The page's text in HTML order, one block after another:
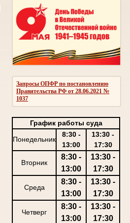
Запросы ОПФР по постановлению
Правительства РФ от 28.06.2021 №
1037
График работы суда
Понедельник
8:30 -
13:00
13:30 -
17:30
Вторник
8:30 -
13:00
13:30 -
17:30
Среда
8:30 -
13:00
13:30 -
17:30
Четверг
8:30 -
13:00
13:30 -
17:30